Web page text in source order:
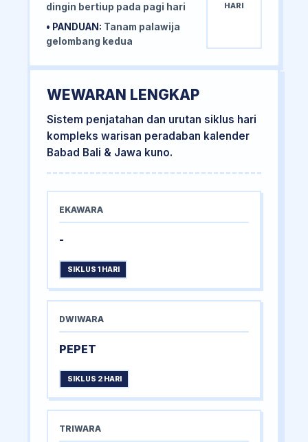
dingin bertiup pada pagi hari
• PANDUAN: Tanam palawija
gelombang kedua
HARI
WEWARAN LENGKAP
Sistem penjatahan dan urutan siklus hari
kompleks warisan peradaban kalender
Babad Bali & Jawa kuno.
EKAWARA
-
SIKLUS 1 HARI
DWIWARA
PEPET
SIKLUS 2 HARI
TRIWARA